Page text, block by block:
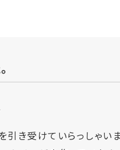
き受けていらっしゃい